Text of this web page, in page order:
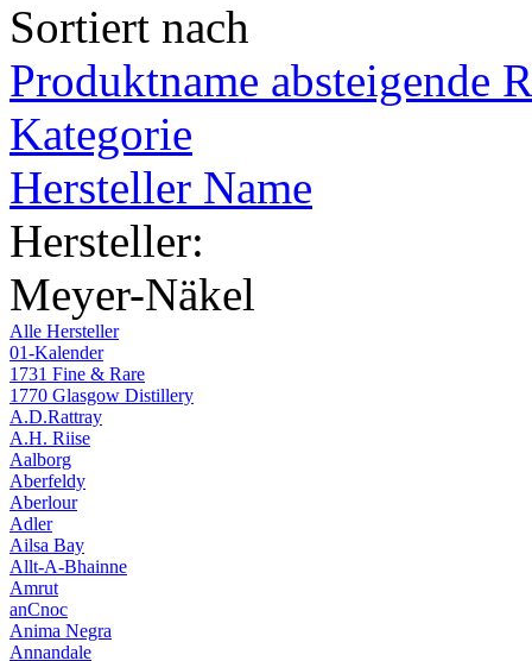
Sortiert nach
Produktname absteigende
Kategorie
Hersteller Name
Hersteller:
Meyer-Näkel
Alle Hersteller
01-Kalender
1731 Fine & Rare
1770 Glasgow Distillery
A.D.Rattray
A.H. Riise
Aalborg
Aberfeldy
Aberlour
Adler
Ailsa Bay
Allt-A-Bhainne
Amrut
anCnoc
Anima Negra
Annandale